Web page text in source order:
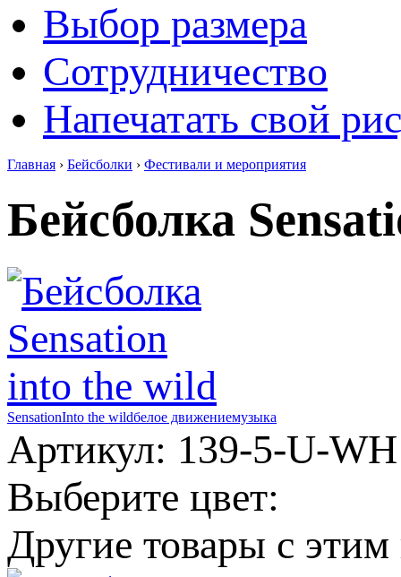
Выбор размера
Сотрудничество
Напечатать свой
Главная › Бейсболки › Фестивали и мероприятия
Бейсболка
SensationInto the wildбелое движениемузыка
Артикул: 139-5-U-WH
Выберите цвет:
Другие товары с